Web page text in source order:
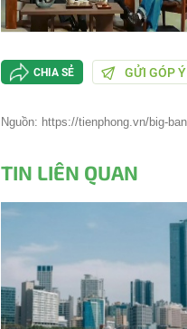
CHIA SẺ GỬI GÓP Ý
Nguồn: https://tienphong.vn/big-
TIN LIÊN QUAN